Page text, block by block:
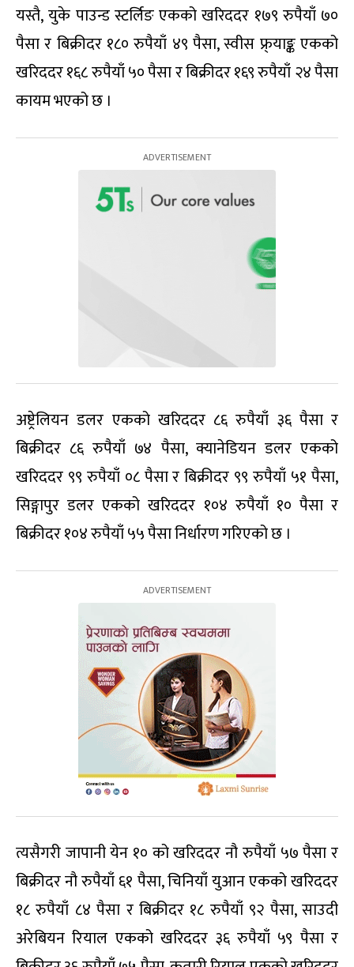
यस्तै, युके पाउन्ड स्टर्लिङ एकको खरिददर १७९ रुपैयाँ ७०
पैसा र बिक्रीदर १८० रुपैयाँ ४९ पैसा, स्वीस फ्र्याङ्क एकको
खरिददर १६८ रुपैयाँ ५० पैसा र बिक्रीदर १६९ रुपैयाँ २४ पैसा
कायम भएको छ ।
अष्ट्रेलियन डलर एकको खरिददर ८६ रुपैयाँ ३६ पैसा र
बिक्रीदर ८६ रुपैयाँ ७४ पैसा, क्यानेडियन डलर एकको
खरिददर ९९ रुपैयाँ ०८ पैसा र बिक्रीदर ९९ रुपैयाँ ५१ पैसा,
सिङ्गापुर डलर एकको खरिददर १०४ रुपैयाँ १० पैसा र
बिक्रीदर १०४ रुपैयाँ ५५ पैसा निर्धारण गरिएको छ ।
त्यसैगरी जापानी येन १० को खरिददर नौ रुपैयाँ ५७ पैसा र
बिक्रीदर नौ रुपैयाँ ६१ पैसा, चिनियाँ युआन एकको खरिददर
१८ रुपैयाँ ८४ पैसा र बिक्रीदर १८ रुपैयाँ ९२ पैसा, साउदी
अरेबियन रियाल एकको खरिददर ३६ रुपैयाँ ५९ पैसा र